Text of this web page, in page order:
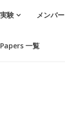
験 メンバー
一覧